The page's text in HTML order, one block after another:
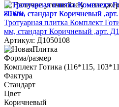
Наличие уточняйте у
-100%
Тротуарная плитка Комплект
мм, стандарт Коричневый ,арт.
Артикул: Д1050108
Форма/размер
Комплект Готика (116*115,
Фактура
Стандарт
Цвет
Коричневый